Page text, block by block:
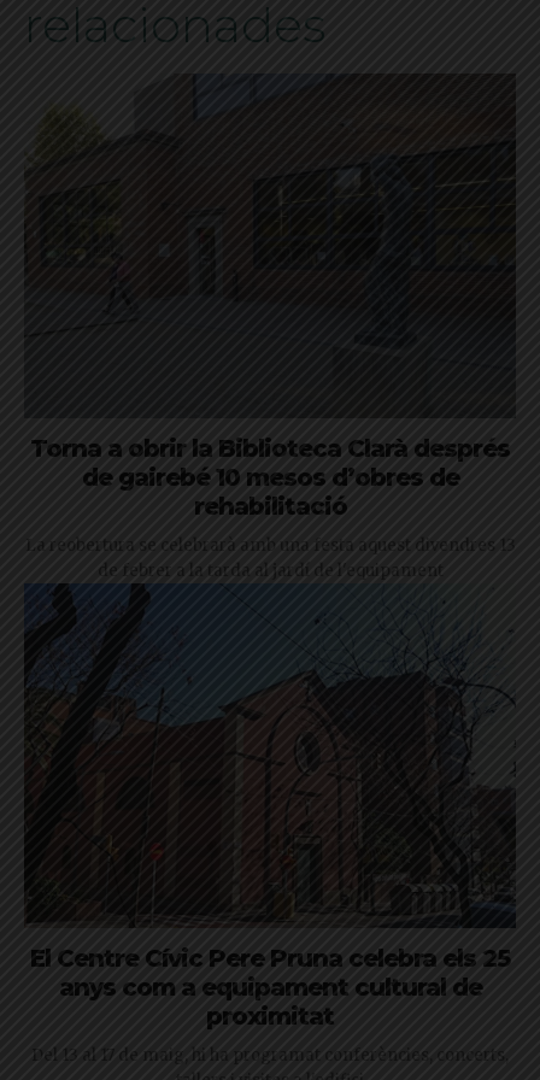
relacionades
Torna a obrir la Biblioteca Clarà després
de gairebé 10 mesos d’obres de
rehabilitació
La reobertura se celebrarà amb una festa aquest divendres 13
de febrer a la tarda al jardí de l'equipament
El Centre Cívic Pere Pruna celebra els 25
anys com a equipament cultural de
proximitat
Del 13 al 17 de maig, hi ha programat conferències, concerts,